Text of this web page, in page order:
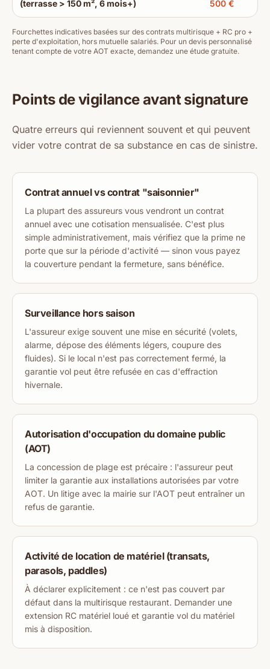
(terrasse > 150 m², 6 mois+) 500 €
Fourchettes indicatives basées sur des contrats multirisque + RC pro +
perte d'exploitation, hors mutuelle salariés. Pour un devis personnalisé
tenant compte de votre AOT exacte, demandez une étude gratuite.
Points de vigilance avant signature
Quatre erreurs qui reviennent souvent et qui peuvent
vider votre contrat de sa substance en cas de sinistre.
Contrat annuel vs contrat "saisonnier"
La plupart des assureurs vous vendront un contrat
annuel avec une cotisation mensualisée. C'est plus
simple administrativement, mais vérifiez que la prime ne
porte que sur la période d'activité — sinon vous payez
la couverture pendant la fermeture, sans bénéfice.
Surveillance hors saison
L'assureur exige souvent une mise en sécurité (volets,
alarme, dépose des éléments légers, coupure des
fluides). Si le local n'est pas correctement fermé, la
garantie vol peut être refusée en cas d'effraction
hivernale.
Autorisation d'occupation du domaine public
(AOT)
La concession de plage est précaire : l'assureur peut
limiter la garantie aux installations autorisées par votre
AOT. Un litige avec la mairie sur l'AOT peut entraîner un
refus de garantie.
Activité de location de matériel (transats,
parasols, paddles)
À déclarer explicitement : ce n'est pas couvert par
défaut dans la multirisque restaurant. Demander une
extension RC matériel loué et garantie vol du matériel
mis à disposition.